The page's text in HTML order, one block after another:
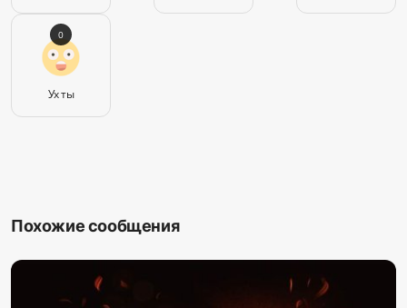
Ух ты
0
Похожие сообщения